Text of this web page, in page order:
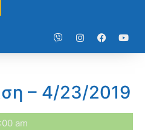
– 4/23/2019
am